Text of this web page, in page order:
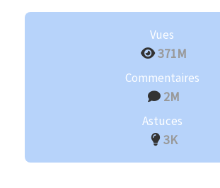
Vues
371M
Commentaires
2M
Astuces
3K